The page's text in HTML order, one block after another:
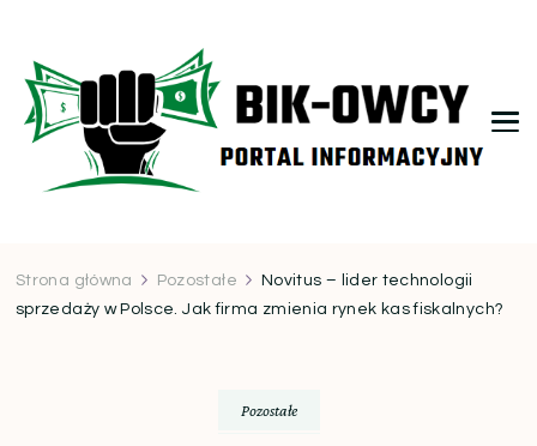
Strona główna Pozostałe
Novitus – lider technologii
sprzedaży w Polsce. Jak firma zmienia rynek kas fiskalnych?
Pozostałe